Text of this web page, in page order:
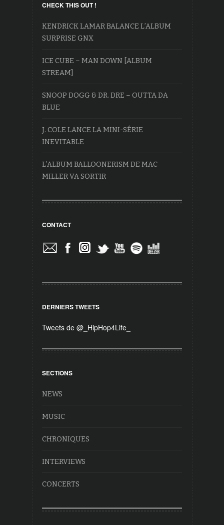
CHECK THIS OUT !
KENDRICK LAMAR BALANCE L’ALBUM
SURPRISE GNX
ICE CUBE – MAN DOWN [ALBUM
STREAM]
SNOOP DOGG & DR. DRE – OUTTA DA
BLUE
J. COLE LANCE LA MINI-SÉRIE
INEVITABLE
L’ALBUM BALLOONERISM DE MAC
MILLER VA SORTIR
CONTACT
DERNIERS TWEETS
Tweets de @_HipHop4Life_
SECTIONS
NEWS
MUSIC
CHRONIQUES
INTERVIEWS
CONCERTS